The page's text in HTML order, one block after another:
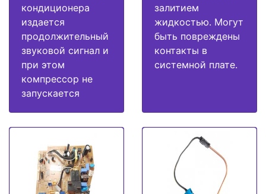
кондиционера
издается
продолжительный
звуковой сигнал и
при этом
компрессор не
запускается
залитием
жидкостью. Могут
быть повреждены
контакты в
системной плате.